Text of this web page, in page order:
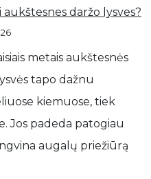
aukštesnes daržo lysves?
metais aukštesnės
tapo dažnu
kiemuose, tiek
Jos padeda patogiau
augalų priežiūrą